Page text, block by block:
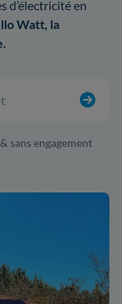
d’électricité en
Watt, la
sans engagement